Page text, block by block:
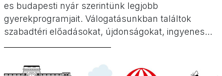
es budapesti nyár szerintünk legjobb
gyerekprogramjait. Válogatásunkban találtok
szabadtéri előadásokat, újdonságokat, ingyenes
program gyerekeknek a nyári szünetre!